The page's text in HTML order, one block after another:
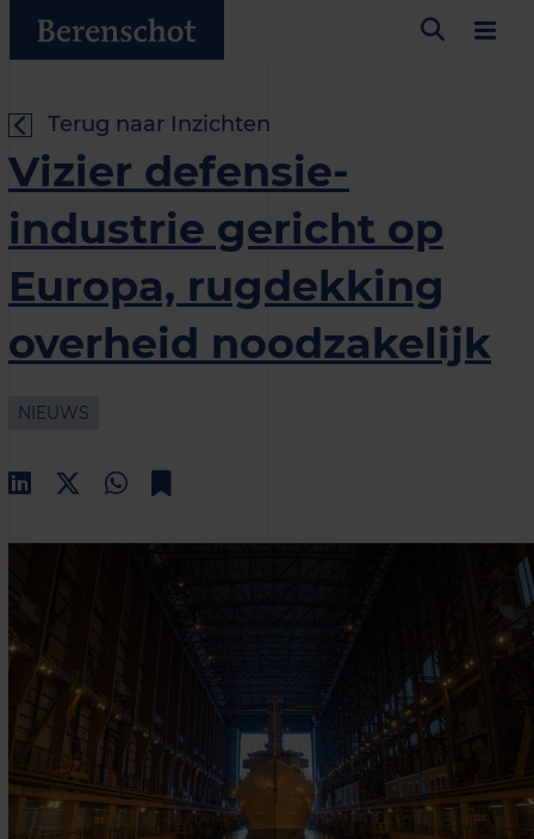
Terug naar Inzichten
Vizier defensie-
industrie gericht op
Europa, rugdekking
overheid noodzakelijk
NIEUWS